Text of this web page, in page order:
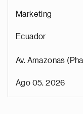
Marketing
Ecuador
Av. Amazonas
Ago 05, 2026